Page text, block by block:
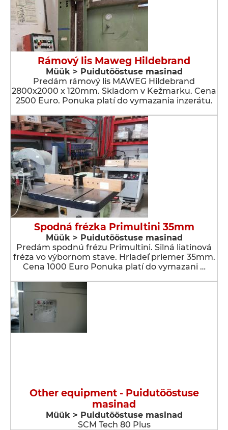
Rámový lis Maweg Hildebrand
Müük > Puidutööstuse masinad
Predám rámový lis MAWEG Hildebrand
2800x2000 x 120mm. Skladom v Kežmarku. Cena
2500 Euro. Ponuka platí do vymazania inzerátu.
Spodná frézka Primultini 35mm
Müük > Puidutööstuse masinad
Predám spodnú frézu Primultini. Silná liatinová
fréza vo výbornom stave. Hriadeľ priemer 35mm.
Cena 1000 Euro Ponuka platí do vymazani …
Other equipment - Puidutööstuse
masinad
Müük > Puidutööstuse masinad
SCM Tech 80 Plus